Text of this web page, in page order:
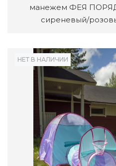
манежем ФЕЯ
сиреневый/
НЕТ В НАЛИЧИИ